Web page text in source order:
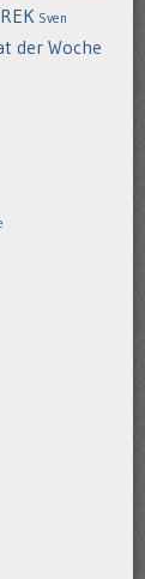
Sven
der Woche